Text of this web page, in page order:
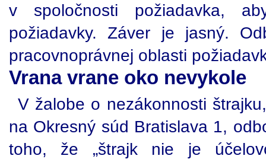
v spoločnosti požiadavka,
požiadavky. Záver je jasný.
pracovnoprávnej oblasti
Vrana vrane oko nevykole
V žalobe o nezákonnosti
na Okresný súd Bratislava 1,
toho, že „štrajk nie je